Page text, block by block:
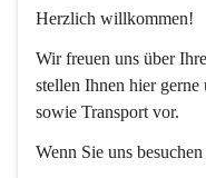
Herzlich willkommen!
Wir freuen uns über
stellen Ihnen hier
sowie Transport vor.
Wenn Sie uns